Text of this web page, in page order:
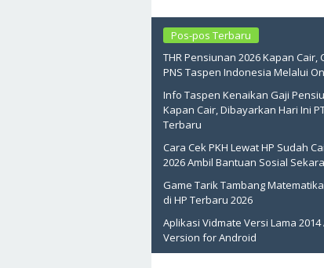
Pos-pos Terbaru
THR Pensiunan 2026 Kapan Cair,
PNS Taspen Indonesia Melalui
Info Taspen Kenaikan Gaji
Kapan Cair, Dibayarkan Hari Ini
Terbaru
Cara Cek PKH Lewat HP Sudah
2026 Ambil Bantuan Sosial
Game Tarik Tambang
di HP Terbaru 2026
Aplikasi Vidmate Versi Lama 2014
Version for Android